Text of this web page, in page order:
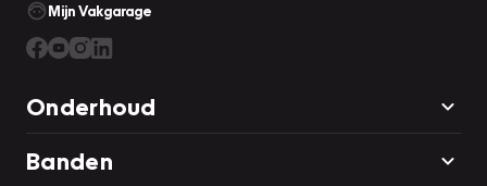
Mijn Vakgarage
Onderhoud
Banden